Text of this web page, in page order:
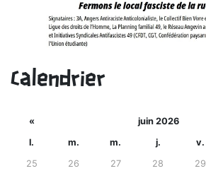
Calendrier
« juin 2026
l.
m. m. j. v.
25
26 27 28 29